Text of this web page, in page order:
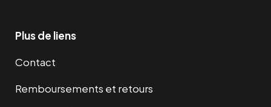
Plus de liens
Contact
Remboursements et retours